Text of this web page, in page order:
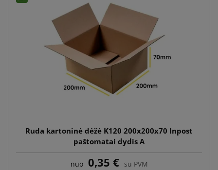
Ruda kartoninė dėžė K120 200x200x70 Inpost
paštomatai dydis A
nuo 0,35 € su PVM